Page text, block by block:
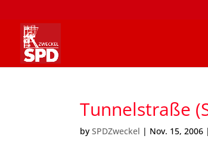
Tunnelstraße
bySPDZweckel | Nov. 15, 2006